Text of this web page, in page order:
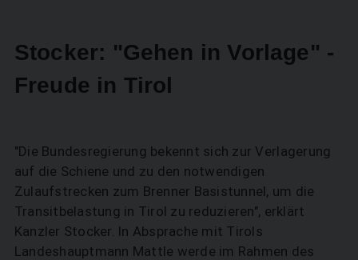
Stocker: "Gehen in Vorlage" -
Freude in Tirol
"Die Bundesregierung bekennt sich zur Verlagerung
auf die Schiene und zu den notwendigen
Zulaufstrecken zum Brenner Basistunnel, um die
Transitbelastung in Tirol zu reduzieren", erklärt
Kanzler Stocker. In Absprache mit Tirols
Landeshauptmann Mattle werde im Rahmen des